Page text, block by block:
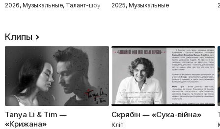
2026, Музыкальные, Талант-шоу 2025, Музыкальные
Клипы
Tanya Li & Tim —
«Крижана»
Скрябін — «Сука-війна»
Кліп